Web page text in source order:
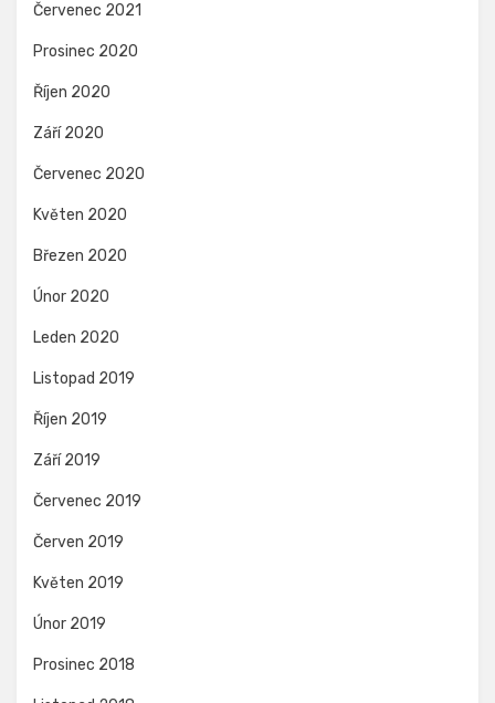
Červenec 2021
Prosinec 2020
Říjen 2020
Září 2020
Červenec 2020
Květen 2020
Březen 2020
Únor 2020
Leden 2020
Listopad 2019
Říjen 2019
Září 2019
Červenec 2019
Červen 2019
Květen 2019
Únor 2019
Prosinec 2018